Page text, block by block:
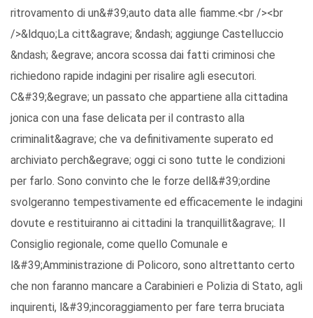
ritrovamento di un&#39;auto data alle fiamme.<br /><br
/>&ldquo;La citt&agrave; &ndash; aggiunge Castelluccio
&ndash; &egrave; ancora scossa dai fatti criminosi che
richiedono rapide indagini per risalire agli esecutori.
C&#39;&egrave; un passato che appartiene alla cittadina
jonica con una fase delicata per il contrasto alla
criminalit&agrave; che va definitivamente superato ed
archiviato perch&egrave; oggi ci sono tutte le condizioni
per farlo. Sono convinto che le forze dell&#39;ordine
svolgeranno tempestivamente ed efficacemente le indagini
dovute e restituiranno ai cittadini la tranquillit&agrave;. Il
Consiglio regionale, come quello Comunale e
l&#39;Amministrazione di Policoro, sono altrettanto certo
che non faranno mancare a Carabinieri e Polizia di Stato, agli
inquirenti, l&#39;incoraggiamento per fare terra bruciata